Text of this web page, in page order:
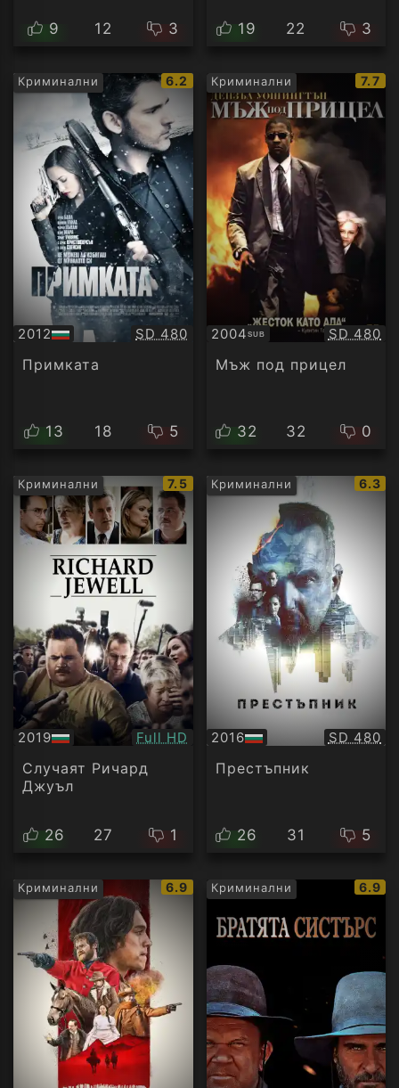
9 12 3 19 22 3
Криминални
IMDb
рейтинг:
6.2
2012
БГ
аудио
Качество:
SD 480
Примката
13 18 5
Криминални
IMDb
7.7
2004SUB
Субтитри SD 480
Мъж под прицел
32 32 0
Криминални
IMDb
рейтинг:
7.5
2019
БГ
аудио
Качество:
Full HD
Случаят Ричард
Джуъл
26 27 1
Криминални
IMDb
6.3
2016
БГ
аудио
SD 480
Престъпник
26 31 5
Криминални
IMDb
рейтинг:
6.9 Криминални
IMDb
6.9